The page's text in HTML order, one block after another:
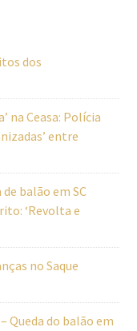
dos
na Ceasa: Polícia
entre
balão em SC
‘Revolta e
no Saque
Queda do balão em